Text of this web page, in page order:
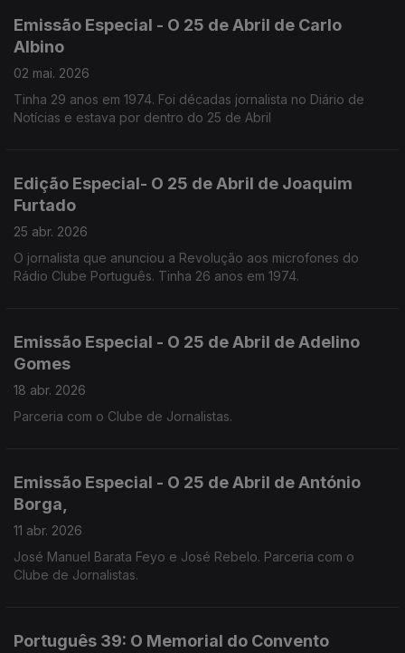
Emissão Especial - O 25 de Abril de Carlo
Albino
02 mai. 2026
Tinha 29 anos em 1974. Foi décadas jornalista no Diário de
Notícias e estava por dentro do 25 de Abril
Edição Especial- O 25 de Abril de Joaquim
Furtado
25 abr. 2026
O jornalista que anunciou a Revolução aos microfones do
Rádio Clube Português. Tinha 26 anos em 1974.
Emissão Especial - O 25 de Abril de Adelino
Gomes
18 abr. 2026
Parceria com o Clube de Jornalistas.
Emissão Especial - O 25 de Abril de António
Borga,
11 abr. 2026
José Manuel Barata Feyo e José Rebelo. Parceria com o
Clube de Jornalistas.
Português 39: O Memorial do Convento